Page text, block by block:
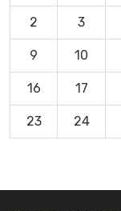
2 3
9 10
16 17
23 24